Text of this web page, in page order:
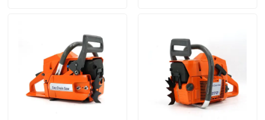
display di fabbrica
Contattaci